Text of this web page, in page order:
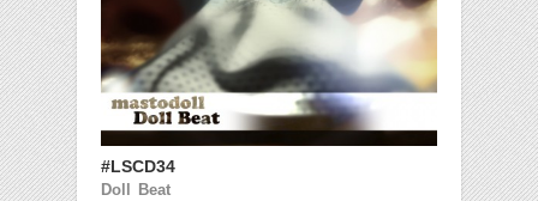
#LSCD34
Doll Beat